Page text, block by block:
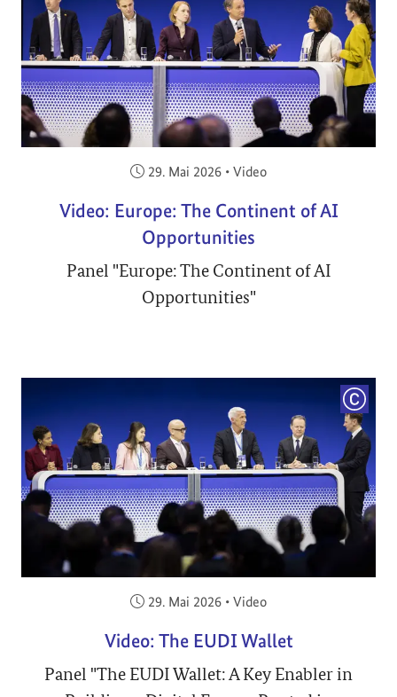
Veröffentlicht am:
29. Mai 2026 • Video
Video: Europe: The Continent of AI
Opportunities
Panel "Europe: The Continent of AI
Opportunities"
Veröffentlicht am:
29. Mai 2026 • Video
Video: The EUDI Wallet
Panel "The EUDI Wallet: A Key Enabler in